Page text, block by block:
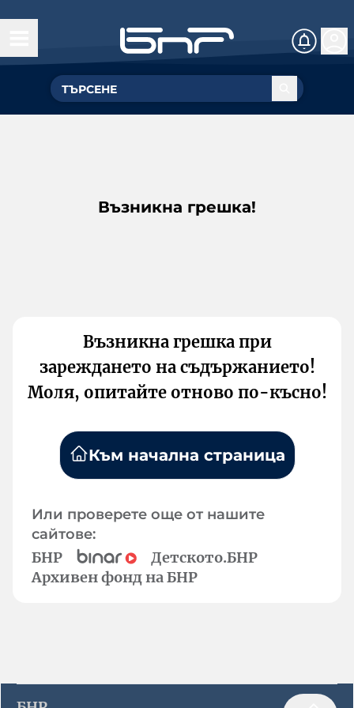
Възникна грешка!
Възникна грешка при
зареждането на съдържанието!
Моля, опитайте отново по-късно!
Към начална страница
Или проверете още от нашите
сайтове:
БНР
Детското.БНР
Архивен фонд на БНР